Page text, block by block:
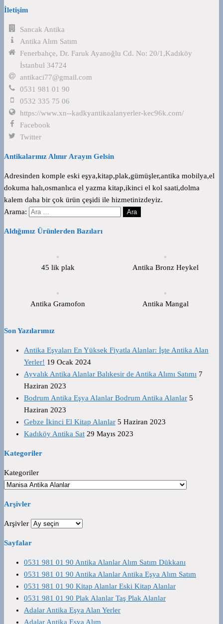
İletişim
Sancak Antika
Antika Alım Satım
Fenerbahçe, Dr. Faruk Ayanoğlu Cd. No: 20/1,Kadıköy
İstanbul 34724
antikaci77@gmail.com
0531 981 01 90
0532 335 75 06
https://www.xn--kadkyantikaalanyerler-kec96k.com/
Facebook
Twitter
Antikalarınız Alınır Arayın Gelsin
Adresinden komple eski eşya,kitap,plak,gümüşler,antika mobilya,el
dokuma halı,osmanlıca el yazma kitap,ikinci el kol saati,dolma
kalem daha bir çok ürün çeşidi ile hizmetinizdeyiz.
Arama:
Aldığımız Ürünlerden Bazıları
45 lik plak Antika Bronz Heykel
Antika Gramofon Antika Mangal
Son Yazılarımız
Antika Eşyaları En Yüksek Fiyatla Alanlar: İşte Antika Alan
Yerler! 19 Ocak 2024
Ayvalık Antika Alanlar Balıkesir de Antika Alımı Satımı 7
Haziran 2023
Bodrum Antika Eşya Alanlar Bodrum Antika Alanlar 5
Haziran 2023
Gebze İkinci El Kitap Alanlar 5 Haziran 2023
Kadıköy Antika Sat 29 Mayıs 2023
Kategoriler
Kategoriler
Arşivler
Arşivler
Sayfalar
0531 981 01 90 Antika Alanlar Alım Satım Dükkanı
0531 981 01 90 Antika Alanlar Antika Eşya Alım Satım
0531 981 01 90 Kitap Alanlar Eski Kitap Alanlar
0531 981 01 90 Plak Alanlar Taş Plak Alanlar
Adalar Antika Eşya Alan Yerler
Adalar Antika Eşya Alım